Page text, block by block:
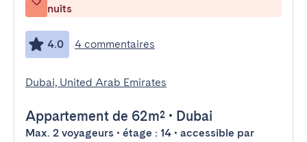
nuits
4.0 4 commentaires
Dubai, United Arab Emirates
Appartement de 62m² • Dubai
Max. 2 voyageurs • étage : 14 • accessible par